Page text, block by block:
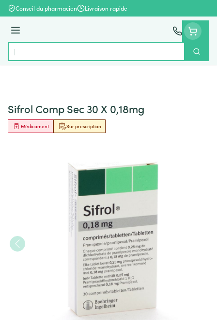
Aller au contenu
Conseil du pharmacien Livraison rapide
Menu
Rechercher
Sifrol Comp Sec 30 X 0,18mg
Sur prescription
Médicament